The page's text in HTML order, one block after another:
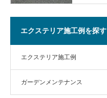
エクステリア施工例を探す
エクステリア施工例
ガーデンメンテナンス